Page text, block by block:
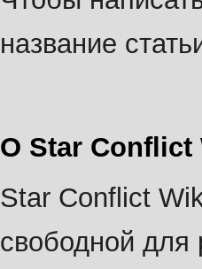
кк
название
О Star Conflict
Star Conflict
свободной для